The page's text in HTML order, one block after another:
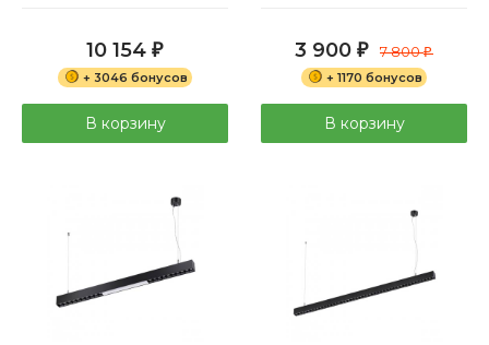
10 154 ₽
+ 3046 бонусов
В корзину
3 900 ₽ 7 800₽
+ 1170 бонусов
В корзину